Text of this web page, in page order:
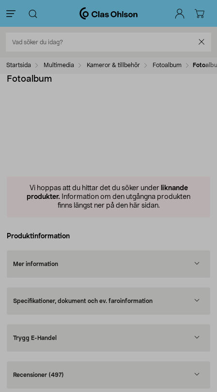
Startsida Multimedia Kameror & tillbehör Fotoalbum
Fotoalbum
Vi hoppas att du hittar det du söker under liknande
produkter. Information om den utgångna produkten
finns längst ner på den här sidan.
Produktinformation
Mer information
Specifikationer, dokument och ev. faroinformation
Trygg E-Handel
Recensioner (497)